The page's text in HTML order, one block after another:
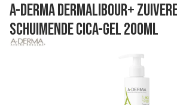
A-Derma Dermalibour+
Schuimende Cica-Gel 200Ml